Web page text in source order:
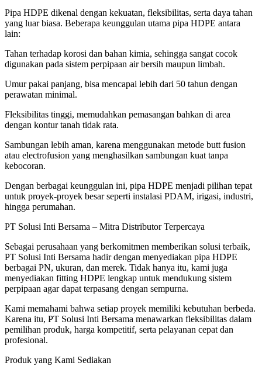
Pipa HDPE dikenal dengan kekuatan, fleksibilitas, serta daya tahan
yang luar biasa. Beberapa keunggulan utama pipa HDPE antara
lain:
Tahan terhadap korosi dan bahan kimia, sehingga sangat cocok
digunakan pada sistem perpipaan air bersih maupun limbah.
Umur pakai panjang, bisa mencapai lebih dari 50 tahun dengan
perawatan minimal.
Fleksibilitas tinggi, memudahkan pemasangan bahkan di area
dengan kontur tanah tidak rata.
Sambungan lebih aman, karena menggunakan metode butt fusion
atau electrofusion yang menghasilkan sambungan kuat tanpa
kebocoran.
Dengan berbagai keunggulan ini, pipa HDPE menjadi pilihan tepat
untuk proyek-proyek besar seperti instalasi PDAM, irigasi, industri,
hingga perumahan.
PT Solusi Inti Bersama – Mitra Distributor Terpercaya
Sebagai perusahaan yang berkomitmen memberikan solusi terbaik,
PT Solusi Inti Bersama hadir dengan menyediakan pipa HDPE
berbagai PN, ukuran, dan merek. Tidak hanya itu, kami juga
menyediakan fitting HDPE lengkap untuk mendukung sistem
perpipaan agar dapat terpasang dengan sempurna.
Kami memahami bahwa setiap proyek memiliki kebutuhan berbeda.
Karena itu, PT Solusi Inti Bersama menawarkan fleksibilitas dalam
pemilihan produk, harga kompetitif, serta pelayanan cepat dan
profesional.
Produk yang Kami Sediakan